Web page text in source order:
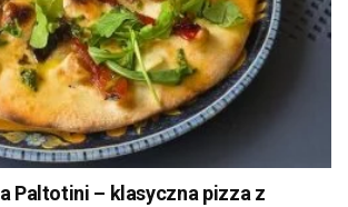
Paltotini – klasyczna pizza z